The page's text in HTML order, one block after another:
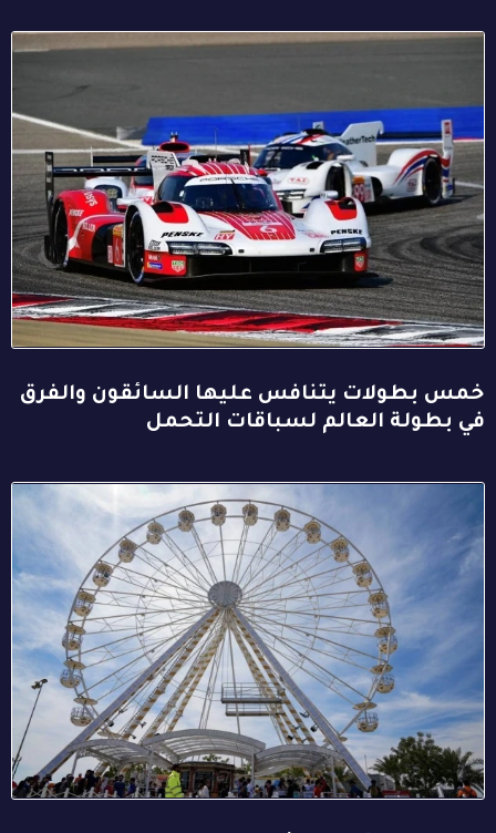
خمس بطولات يتنافس عليها السائقون والفرق
في بطولة العالم لسباقات التحمل